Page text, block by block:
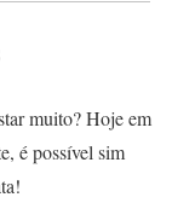
muito? Hoje em
é possível sim